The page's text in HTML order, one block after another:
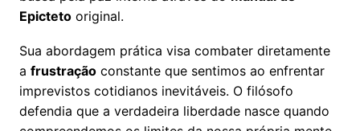
Epicteto original.
Sua abordagem prática visa combater diretamente
a frustração constante que sentimos ao enfrentar
imprevistos cotidianos inevitáveis. O filósofo
defendia que a verdadeira liberdade nasce quando